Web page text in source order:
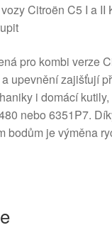
Citroën C5 I a II
pro kombi verze
upevnění zajišťují
i domácí
nebo 6351P7.
bodům je výměna